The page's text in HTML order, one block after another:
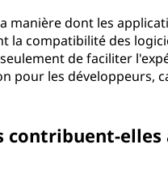
manière dont les
la compatibilité des
de faciliter
pour les développeurs,
contribuent-